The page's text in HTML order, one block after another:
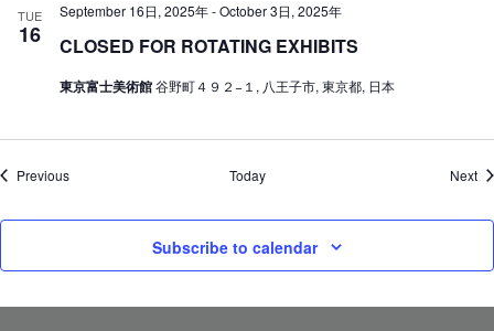
TUE
16 CLOSED FOR ROTATING EXHIBITS
September 16日, 2025年-October 3日, 2025年
東京富士美術館谷野町４９２−１, 八王子市, 東京都, 日本
PreviousEvents Today Next
Subscribe to calendar